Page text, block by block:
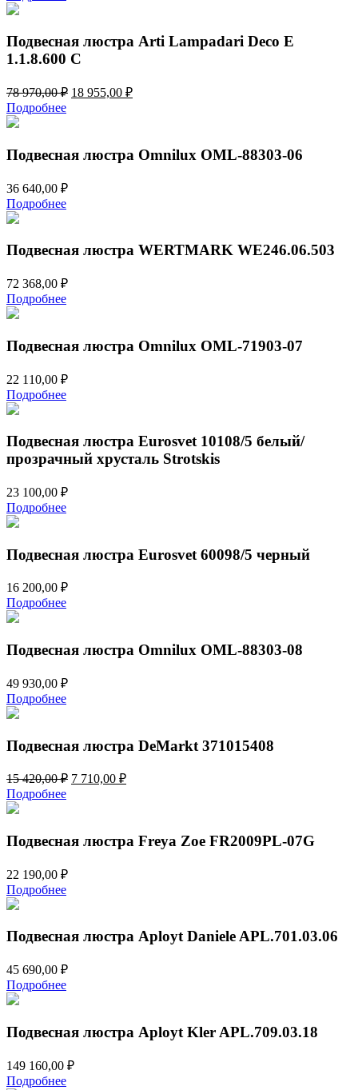
900,00 ₽.
Подвесная люстра Arti Lampadari Deco E
1.1.8.600 C
78 970,00₽ Первоначальная
18 955,00 ₽Текущая
Подробнее
Подвесная люстра Omnilux OML-88303-06
36 640,00 ₽
Подробнее
Подвесная люстра WERTMARK WE246.06.503
72 368,00 ₽
Подробнее
Подвесная люстра Omnilux OML-71903-07
22 110,00 ₽
Подробнее
Подвесная люстра Eurosvet 10108/5 белый/
прозрачный хрусталь Strotskis
23 100,00 ₽
Подробнее
Подвесная люстра Eurosvet 60098/5 черный
16 200,00 ₽
Подробнее
Подвесная люстра Omnilux OML-88303-08
49 930,00 ₽
Подробнее
Подвесная люстра DeMarkt 371015408
15 420,00₽ Первоначальная
7 710,00 ₽Текущая
Подробнее
Подвесная люстра Freya Zoe FR2009PL-07G
22 190,00 ₽
Подробнее
Подвесная люстра Aployt Daniele APL.701.03.06
45 690,00 ₽
Подробнее
Подвесная люстра Aployt Kler APL.709.03.18
149 160,00 ₽
Подробнее